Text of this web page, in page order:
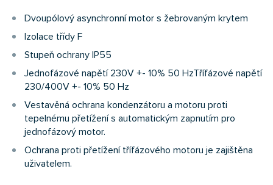
Dvoupólový asynchronní motor s žebrovaným krytem
Izolace třídy F
Stupeň ochrany IP55
Jednofázové napětí 230V +- 10% 50 HzTřífázové napětí
230/400V +- 10% 50 Hz
Vestavěná ochrana kondenzátoru a motoru proti
tepelnému přetížení s automatickým zapnutím pro
jednofázový motor.
Ochrana proti přetížení třífázového motoru je zajištěna
uživatelem.